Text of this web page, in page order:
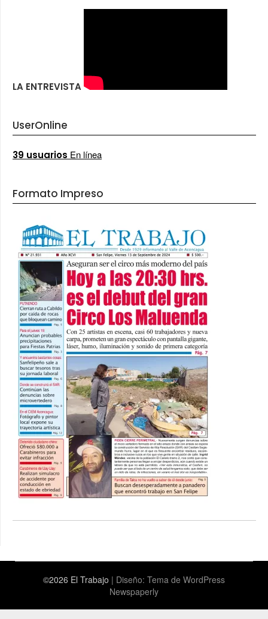
LA ENTREVISTA
UserOnline
39 usuarios En línea
Formato Impreso
©2026 El Trabajo | Diseño: Tema de WordPress
Newspaperly